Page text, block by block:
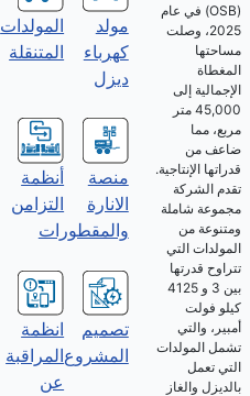
(OSB) في عام
2025، وصلت
مساحتها
المغطاة
الإجمالية إلى
45,000 متر
مربع، مما
ضاعف من
قدراتها الإنتاجية.
تقدم الشركة
مجموعة شاملة
ومتنوعة من
المولدات التي
تتراوح قدرتها
بين 3 و 4125
كيلو فولت
أمبير، والتي
تشمل المولدات
التي تعمل
بالديزل والغاز
مولد
كهرباء
ديزل
المولدات
المتنقلة
منصة
الانارة
والمقطورات
أنظمة
التزامن
تصميم
المشروع
انظمة
المراقبة
عن